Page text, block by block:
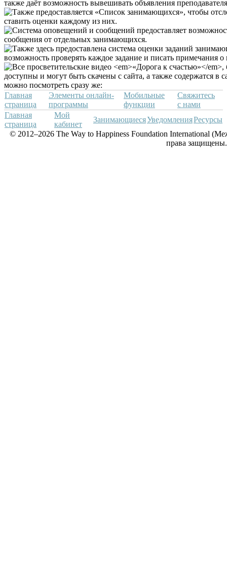
Главная
страница
Элементы онлайн-
программы
Мобильные
функции
Свяжитесь
с нами
Главная
страница
Мой
кабинет
ЗанимающиесяУведомленияРесурсы
© 2012–2026 The Way to Happiness Foundation International
права защищены.